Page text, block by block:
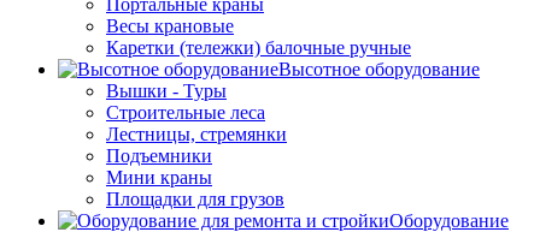
Портальные краны
Весы крановые
Каретки (тележки) балочные ручные
Высотное оборудование
Вышки - Туры
Строительные леса
Лестницы, стремянки
Подъемники
Мини краны
Площадки для грузов
Оборудование